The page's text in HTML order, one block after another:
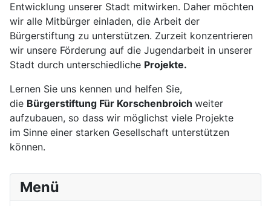
Menü
Entwicklung unserer Stadt mitwirken. Daher möchten
wir alle Mitbürger einladen, die Arbeit der
Bürgerstiftung zu unterstützen. Zurzeit konzentrieren
wir unsere Förderung auf die Jugendarbeit in unserer
Stadt durch unterschiedliche Projekte.
Lernen Sie uns kennen und helfen Sie,
die Bürgerstiftung Für Korschenbroich weiter
aufzubauen, so dass wir möglichst viele Projekte
im Sinne einer starken Gesellschaft unterstützen
können.